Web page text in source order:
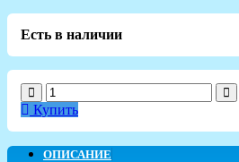
Есть в наличии
Купить
ОПИСАНИЕ